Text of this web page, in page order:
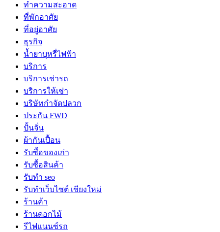
ทำความสะอาด
ที่พักอาศัย
ที่อยู่อาศัย
ธุรกิจ
น้ำยาบุหรี่ไฟฟ้า
บริการ
บริการเช่ารถ
บริการให้เช่า
บริษัทกำจัดปลวก
ประกัน FWD
ปั้นจั่น
ผ้ากันเปื้อน
รับซื้อของเก่า
รับซื้อสินค้า
รับทำ seo
รับทำเว็บไซต์ เชียงใหม่
ร้านค้า
ร้านดอกไม้
รีไฟแนนซ์รถ